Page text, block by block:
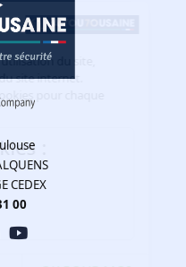
CEDEX
00
l'utilisation du site,
du site internet.
cookies pour chaque
: